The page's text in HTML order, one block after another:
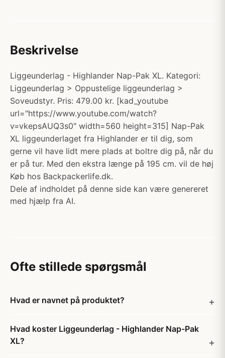
Beskrivelse
Liggeunderlag - Highlander Nap-Pak XL. Kategori:
Liggeunderlag > Oppustelige liggeunderlag >
Soveudstyr. Pris: 479.00 kr. [kad_youtube
url="https://www.youtube.com/watch?
v=vkepsAUQ3s0" width=560 height=315] Nap-Pak
XL liggeunderlaget fra Highlander er til dig, som
gerne vil have lidt mere plads at boltre dig på, når du
er på tur. Med den ekstra længe på 195 cm. vil de høj
Køb hos Backpackerlife.dk.
Dele af indholdet på denne side kan være genereret
med hjælp fra AI.
Ofte stillede spørgsmål
Hvad er navnet på produktet?
Hvad koster Liggeunderlag - Highlander Nap-Pak
XL?